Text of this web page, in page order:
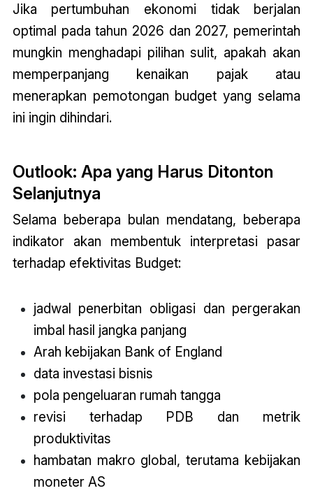
Jika pertumbuhan ekonomi tidak berjalan
optimal pada tahun 2026 dan 2027, pemerintah
mungkin menghadapi pilihan sulit, apakah akan
memperpanjang kenaikan pajak atau
menerapkan pemotongan budget yang selama
ini ingin dihindari.
Outlook: Apa yang Harus Ditonton
Selanjutnya
Selama beberapa bulan mendatang, beberapa
indikator akan membentuk interpretasi pasar
terhadap efektivitas Budget:
jadwal penerbitan obligasi dan pergerakan
imbal hasil jangka panjang
Arah kebijakan Bank of England
data investasi bisnis
pola pengeluaran rumah tangga
revisi terhadap PDB dan metrik
produktivitas
hambatan makro global, terutama kebijakan
moneter AS